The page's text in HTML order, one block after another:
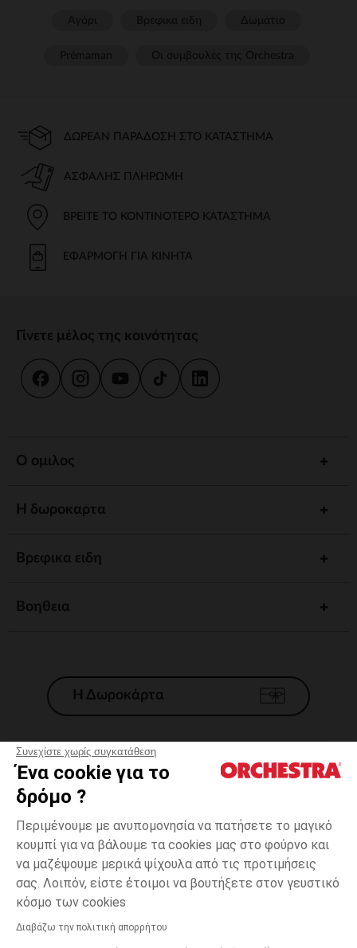
Συνεχίστε χωρίς συγκατάθεση
Ένα cookie για το
δρόμο ?
Περιμένουμε με ανυπομονησία να πατήσετε το μαγικό
κουμπί για να βάλουμε τα cookies μας στο φούρνο και
να μαζέψουμε μερικά ψίχουλα από τις προτιμήσεις
σας. Λοιπόν, είστε έτοιμοι να βουτήξετε στον γευστικό
κόσμο των cookies
Διαβάζω την πολιτική απορρήτου
Γκρι
one
Δυνατότητα πληρωμής με
ΔΩΡΕΆΝ ΠΑΡΆΔΟΣΗ ΣΤΟ ΚΑΤΆΣΤΗΜΑ
ΑΣΦΑΛΉΣ ΠΛΗΡΩΜΉ
ΒΡΕΊΤΕ ΤΟ ΚΟΝΤΙΝΌΤΕΡΟ ΚΑΤΆΣΤΗΜΑ
ΕΦΑΡΜΟΓΉ ΓΙΑ ΚΙΝΗΤΆ
Γίνετε μέλος της κοινότητας
Ο ομιλος
Η δωροκαρτα
Βρεφικα ειδη
Βοηθεια
Η Δωροκάρτα
Γενικοί 'Οροι Πώλησης
*Εμπορικες προσφορες
Προσωπικά δεδομένα
Διαχείρηση των cookies
Προσβασιμότητα: μη συμμορφούμενη
H Orchestra συμμετέχει στον κωδικά δεοντολογίας και στο σύστημα
μεσολάβησης της Γαλλικής Ομοσπονδίας Ηλεκτρονικού Εμπορίου.